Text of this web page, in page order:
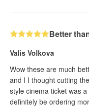
Better
Valis Volkova
Wow these are much
and I I thought cutting
style cinema ticket was
definitely be ordering